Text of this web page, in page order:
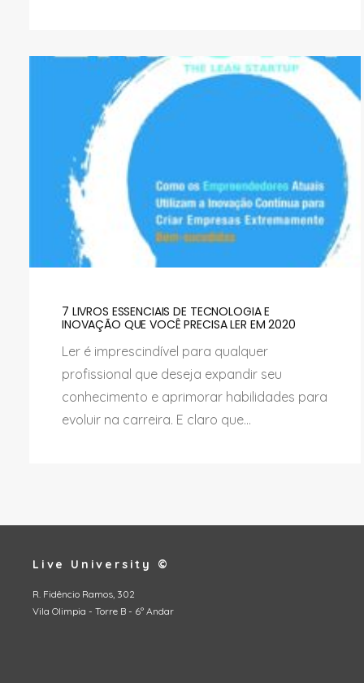
7 LIVROS ESSENCIAIS DE TECNOLOGIA E
INOVAÇÃO QUE VOCÊ PRECISA LER EM 2020
Ler é imprescindível para qualquer
profissional que deseja expandir seu
conhecimento e aprimorar habilidades para
evoluir na carreira. E claro que...
Live University ©
R. Fidêncio Ramos, 302
Vila Olimpia - Torre B - 6º Andar